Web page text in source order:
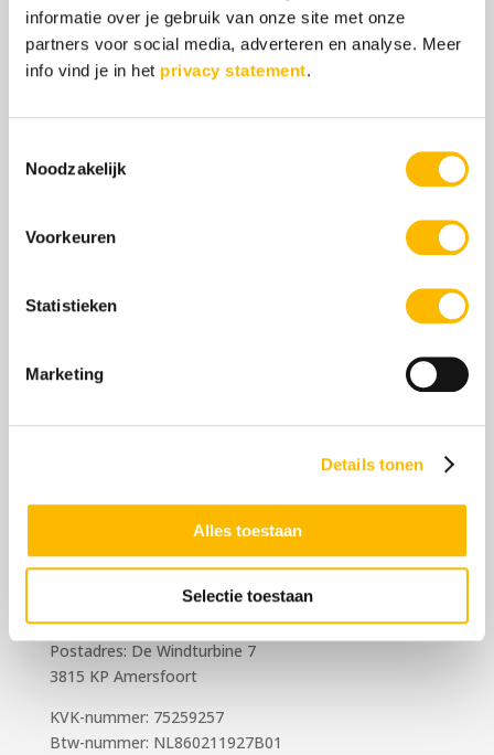
informatie over je gebruik van onze site met onze
partners voor social media, adverteren en analyse. Meer
info vind je in het privacy statement.
Noodzakelijk
Voorkeuren
Statistieken
Marketing
Details tonen
Alles toestaan
Selectie toestaan
Gifted Business voor ondernemers
Test Hoogbegaafdheid
Kinderen en Hoogbegaafdheid
Kenmerken hoogbegaafdheid
Gifted People B.V.
Ontdek meer over Gifted People
Hoogbegaafdheid Coach
Mail:info@giftedpeople.eu
Postadres: De Windturbine 7
3815 KP Amersfoort
KVK-nummer: 75259257
Btw-nummer: NL860211927B01